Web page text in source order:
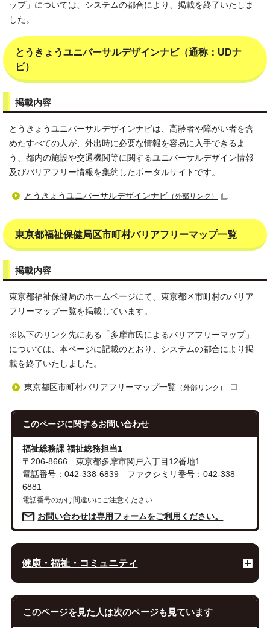
ップ」については、システムの都合により、掲載を終了いたしま
した。
とうきょうユニバーサルデザインナビ（通称：UDナ
ビ）
掲載内容
とうきょうユニバーサルデザインナビは、高齢者や障がい者を含
めたすべての人が、外出時に必要な情報を容易に入手できるよ
う、都内の施設や交通機関等に関するユニバーサルデザイン情報
及びバリアフリー情報を集約したポータルサイトです。
とうきょうユニバーサルデザインナビ （外部リンク）
東京都福祉保健局区市町村バリアフリーマップ一覧
掲載内容
東京都福祉保健局のホームページにて、東京都区市町村のバリア
フリーマップ一覧を掲載しています。
※以下のリンク先にある「多摩市民によるバリアフリーマップ」
については、本ページに記載のとおり、システムの都合により掲
載を終了いたしました。
東京都区市町村バリアフリーマップ一覧 （外部リンク）
このページに関するお問い合わせ
福祉総務課 福祉総務担当1
〒206-8666 東京都多摩市関戸六丁目12番地1
電話番号：042-338-6839 ファクシミリ番号：042-338-
6881
電話番号のかけ間違いにご注意ください
お問い合わせは専用フォームをご利用ください。
健康・福祉・コミュニティ
このページを見た人は次のページも見ています